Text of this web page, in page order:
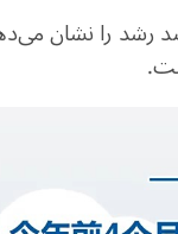
ارزش صادرات چین به 2.48 تریلیون یوان